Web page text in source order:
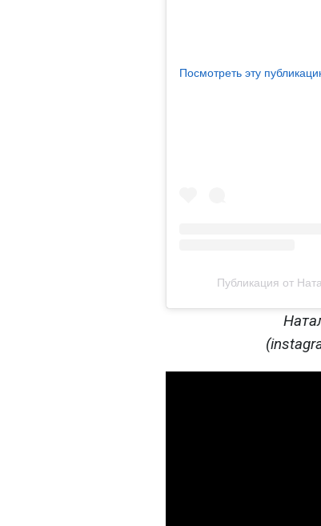
Посмотреть эту
Публикация от